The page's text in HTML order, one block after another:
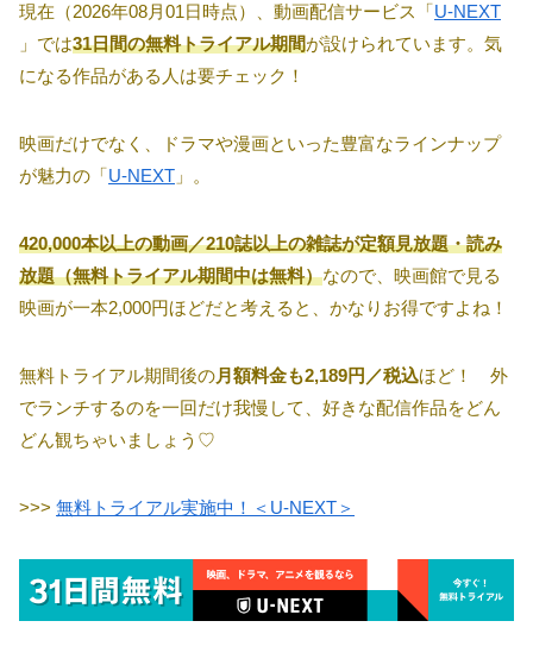
現在（2026年08月01日時点）、動画配信サービス「U-NEXT
」では31日間の無料トライアル期間が設けられています。気
になる作品がある人は要チェック！
映画だけでなく、ドラマや漫画といった豊富なラインナップ
が魅力の「U-NEXT 」。
420,000本以上の動画／210誌以上の雑誌が定額見放題・読み
放題（無料トライアル期間中は無料）なので、映画館で見る
映画が一本2,000円ほどだと考えると、かなりお得ですよね！
無料トライアル期間後の月額料金も2,189円／税込ほど！ 外
でランチするのを一回だけ我慢して、好きな配信作品をどん
どん観ちゃいましょう♡
>>> 無料トライアル実施中！＜U-NEXT＞